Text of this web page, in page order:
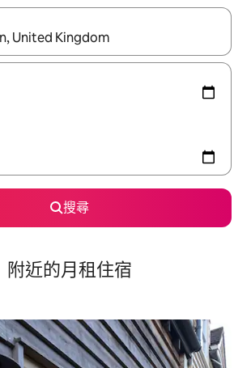
覽內容時請使用上下箭頭，或輕點、滑動裝置。
搜尋
附近的月租住宿